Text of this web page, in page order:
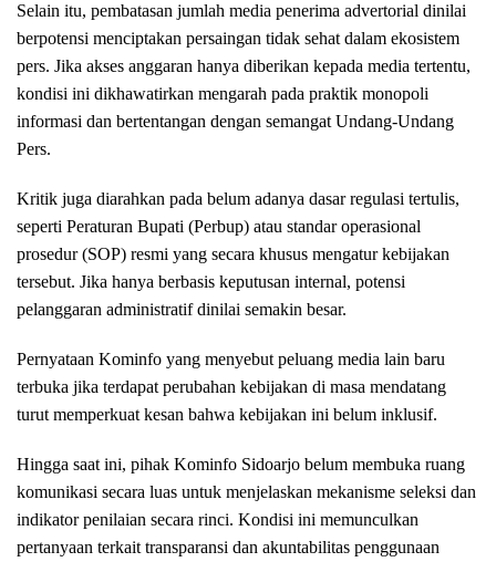
Selain itu, pembatasan jumlah media penerima advertorial dinilai
berpotensi menciptakan persaingan tidak sehat dalam ekosistem
pers. Jika akses anggaran hanya diberikan kepada media tertentu,
kondisi ini dikhawatirkan mengarah pada praktik monopoli
informasi dan bertentangan dengan semangat Undang-Undang
Pers.
Kritik juga diarahkan pada belum adanya dasar regulasi tertulis,
seperti Peraturan Bupati (Perbup) atau standar operasional
prosedur (SOP) resmi yang secara khusus mengatur kebijakan
tersebut. Jika hanya berbasis keputusan internal, potensi
pelanggaran administratif dinilai semakin besar.
Pernyataan Kominfo yang menyebut peluang media lain baru
terbuka jika terdapat perubahan kebijakan di masa mendatang
turut memperkuat kesan bahwa kebijakan ini belum inklusif.
Hingga saat ini, pihak Kominfo Sidoarjo belum membuka ruang
komunikasi secara luas untuk menjelaskan mekanisme seleksi dan
indikator penilaian secara rinci. Kondisi ini memunculkan
pertanyaan terkait transparansi dan akuntabilitas penggunaan